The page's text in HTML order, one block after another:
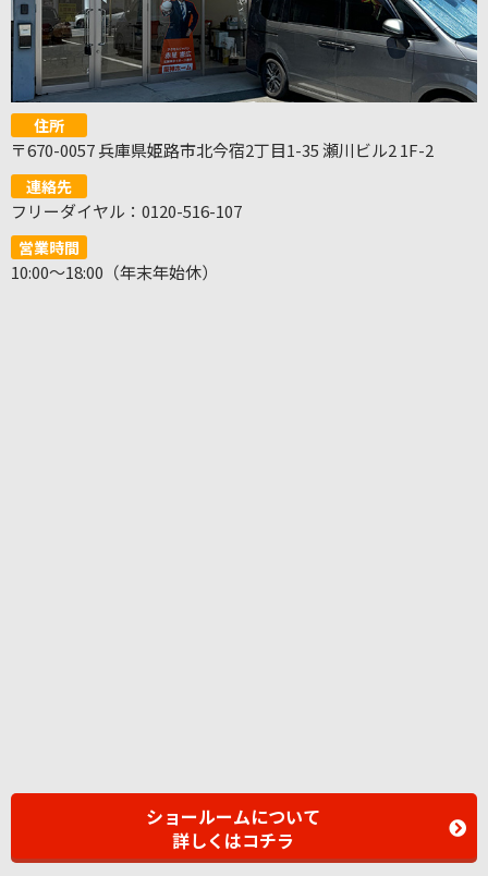
住所
〒670-0057 兵庫県姫路市北今宿2丁目1-35 瀬川ビル2 1F-2
連絡先
フリーダイヤル：0120-516-107
営業時間
10:00～18:00（年末年始休）
ショールームについて
詳しくはコチラ